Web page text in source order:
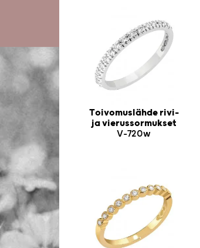
Toivomuslähde rivi-
ja vierussormukset
V-720w